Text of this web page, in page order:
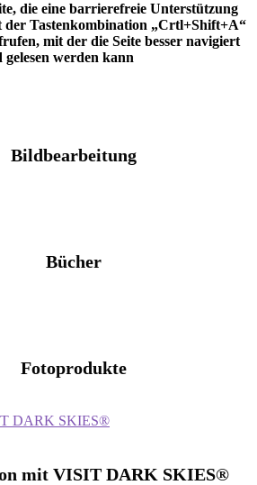
die eine barrierefreie Unterstützung
der Tastenkombination „Crtl+Shift+A“
mit der die Seite besser navigiert
gelesen werden kann
Bildbearbeitung
Bücher
Fotoprodukte
mit VISIT DARK SKIES®